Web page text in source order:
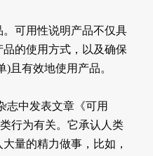
可用性说明产品不仅具
的使用方式，以及确保
且有效地使用产品。
志中发表文章《可用
行为有关。它承认人类
量的精力做事，比如，